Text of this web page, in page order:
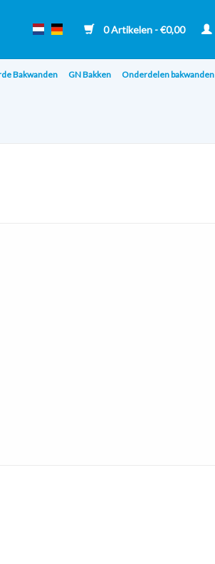
0 Artikelen - €0,00
Bakwanden GN Bakken Onderdelen bakwanden